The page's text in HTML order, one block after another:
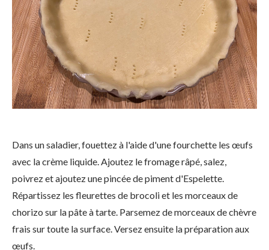
Dans un saladier, fouettez à l'aide d'une fourchette les œufs
avec la crème liquide. Ajoutez le fromage râpé, salez,
poivrez et ajoutez une pincée de piment d'Espelette.
Répartissez les fleurettes de brocoli et les morceaux de
chorizo sur la pâte à tarte. Parsemez de morceaux de chèvre
frais sur toute la surface. Versez ensuite la préparation aux
œufs.